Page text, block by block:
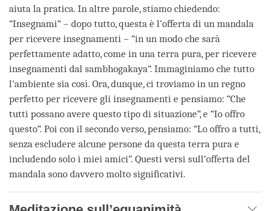
aiuta la pratica. In altre parole, stiamo chiedendo:
“Insegnami” – dopo tutto, questa è l’offerta di un mandala
per ricevere insegnamenti – “in un modo che sarà
perfettamente adatto, come in una terra pura, per ricevere
insegnamenti dal sambhogakaya”. Immaginiamo che tutto
l’ambiente sia così. Ora, dunque, ci troviamo in un regno
perfetto per ricevere gli insegnamenti e pensiamo: “Che
tutti possano avere questo tipo di situazione”, e “Io offro
questo”. Poi con il secondo verso, pensiamo: “Lo offro a tutti,
senza escludere alcune persone da questa terra pura e
includendo solo i miei amici”. Questi versi sull’offerta del
mandala sono davvero molto significativi.